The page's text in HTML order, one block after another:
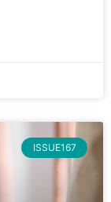
ISSUE167